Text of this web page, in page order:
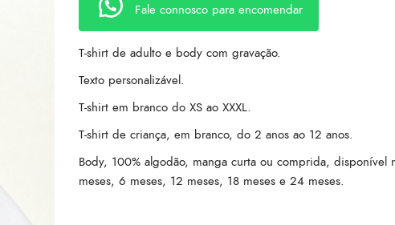
Fale connosco para encomendar
T-shirt de adulto e body com gravação.
Texto personalizável.
T-shirt em branco do XS ao XXXL.
T-shirt de criança, em branco, do 2 anos ao 12 anos.
Body, 100% algodão, manga curta ou comprida, disponível
meses, 6 meses, 12 meses, 18 meses e 24 meses.